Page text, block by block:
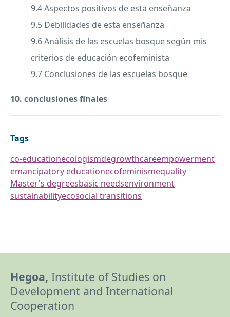
9.4 Aspectos positivos de esta enseñanza
9.5 Debilidades de esta enseñanza
9.6 Análisis de las escuelas bosque según mis
criterios de educación ecofeminista
9.7 Conclusiones de las escuelas bosque
10. conclusiones finales
Tags
co-educationecologismdegrowthcareempowerment
emancipatory educationecofeminismequality
Master's degreesbasic needsenvironment
sustainabilityecosocial transitions
Hegoa, Institute of Studies on
Development and International
Cooperation